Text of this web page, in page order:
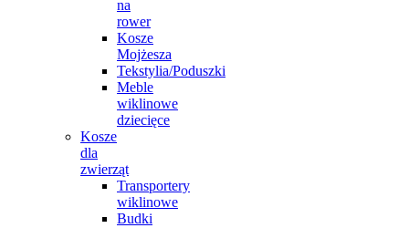
na
rower
Kosze
Mojżesza
Tekstylia/Poduszki
Meble
wiklinowe
dziecięce
Kosze
dla
zwierząt
Transportery
wiklinowe
Budki